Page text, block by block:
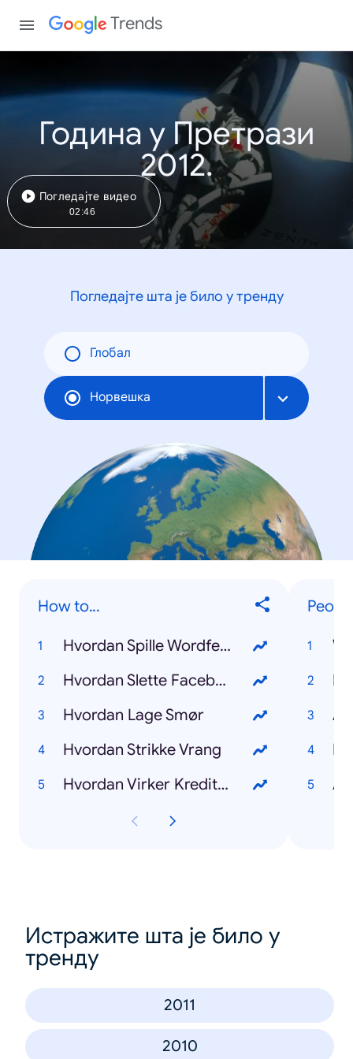
Trends
Година у Претрази
2012.
Погледајте видео
02:46
Погледајте шта је било у тренду
Глобал
Норвешка
How to...
Hvordan Spille Wordfeud
Hvordan Slette Facebook
Hvordan Lage Smør
Hvordan Strikke Vrang
Hvordan Virker Kredittkort
Истражите шта је било у
тренду
2011
2010